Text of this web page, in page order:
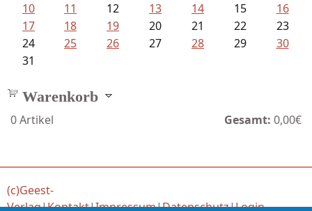
10
11 12 13 14 15
16
17
18 19 20 21 22
23
24
25 26 27 28 29
30
31
Warenkorb
0Artikel Gesamt: 0,00€
(c)Geest-
Verlag|Kontakt|Impressum|Datenschutz|Login